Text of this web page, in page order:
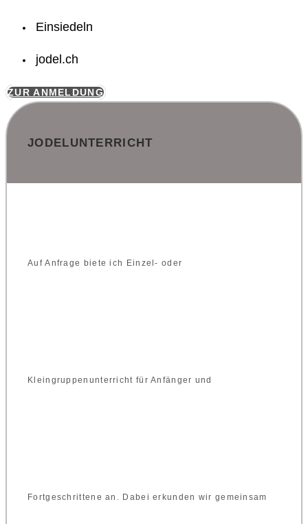
Einsiedeln
jodel.ch
ZUR ANMELDUNG
JODELUNTERRICHT
Auf Anfrage biete ich Einzel- oder
Kleingruppenunterricht für Anfänger und
Fortgeschrittene an. Dabei erkunden wir gemeinsam